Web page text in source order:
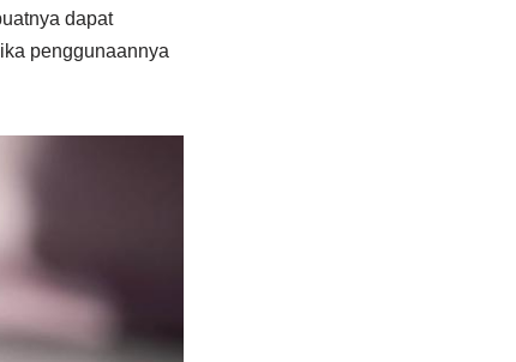
dapat
penggunaannya